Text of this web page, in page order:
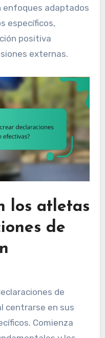
adaptados
específicos,
positiva
externas.
los atletas
de
de
centrarse en sus
Comienza